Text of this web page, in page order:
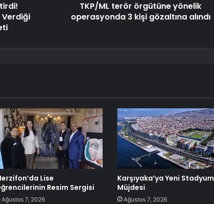
Verdiği
TKP/ML terör örgütüne yönelik
operasyonda 3 kişi gözaltına alındı
Lise
Resim Sergisi
Ağustos 7, 2026
Karşıyaka’ya Yeni Stadyum
Müjdesi
Ağustos 7, 2026